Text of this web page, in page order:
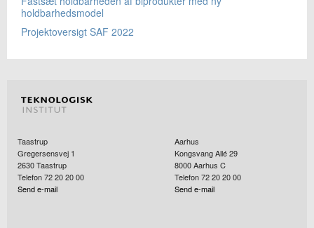
holdbarhedsmodel
Projektoversigt SAF 2022
Taastrup
Gregersensvej 1
2630Taastrup
Telefon 72 20 20 00
Send e-mail
Aarhus
Kongsvang Allé 29
8000Aarhus C
Telefon 72 20 20 00
Send e-mail